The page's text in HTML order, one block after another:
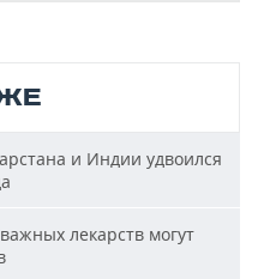
и Индии удвоился
лекарств могут